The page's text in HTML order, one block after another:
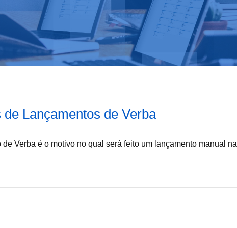
Lançamentos de Verba
Verba é o motivo no qual será feito um lançamento manual na